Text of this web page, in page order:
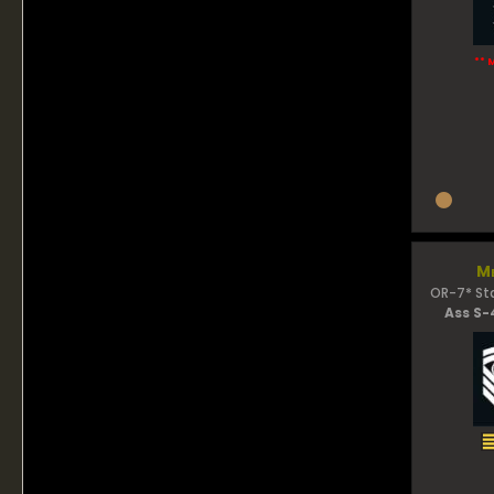
**
OR-7*
Ass